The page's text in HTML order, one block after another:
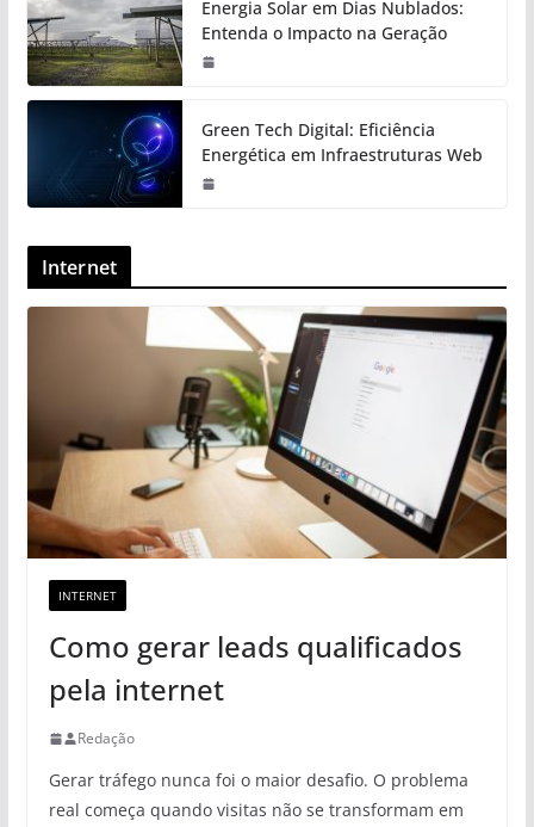
Energia Solar em Dias Nublados:
Entenda o Impacto na Geração
Green Tech Digital: Eficiência
Energética em Infraestruturas Web
Internet
INTERNET
Como gerar leads qualificados
pela internet
Redação
Gerar tráfego nunca foi o maior desafio. O problema
real começa quando visitas não se transformam em